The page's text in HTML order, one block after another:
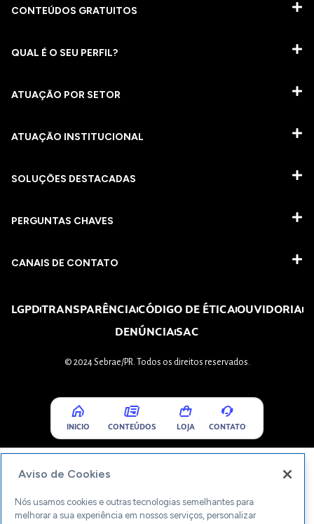
CONTEÚDOS GRATUITOS
QUAL É O SEU PERFIL?
ATUAÇÃO POR SETOR
ATUAÇÃO INSTITUCIONAL
SOLUÇÕES DESTACADAS
PERGUNTAS CHAVES​
CANAIS DE CONTATO
LGPDTRANSPARÊNCIACÓDIGO DE ÉTICAOUVIDORIA
DENÚNCIASAC
© 2024 Sebrae/PR. Todos os direitos reservados.
INICIO CONTEÚDOS LOJA CONTATO
Aviso de Cookies
Nós usamos cookies e outras tecnologias semelhantes para
melhorar a sua experiência em nossos serviços, personalizar